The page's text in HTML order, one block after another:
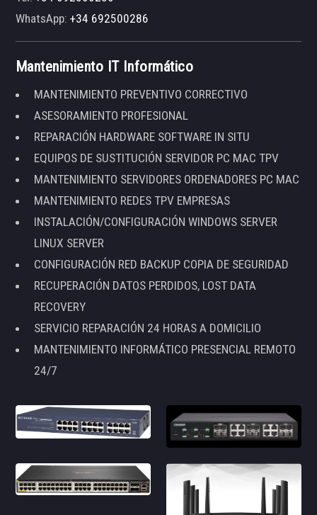
WhatsApp:+34 692500286
Mantenimiento IT Informático
MANTENIMIENTO PREVENTIVO CORRECTIVO
ASESORAMIENTO PROFESIONAL
REPARACIÓN HARDWARE SOFTWARE IN SITU
EQUIPOS DE SUSTITUCIÓN SERVIDOR PC MAC TPV
MANTENIMIENTO SERVIDORES ORDENADORES PC MAC
MANTENIMIENTO REDES TPV EMPRESAS
INSTALACIÓN/CONFIGURACIÓN WINDOWS SERVER
LINUX SERVER
CONFIGURACIÓN RED BACKUP COPIA DE SEGURIDAD
RECUPERACIÓN DATOS PERDIDOS, LOST DATA
RECOVERY
SERVICIO REPARACIÓN 24 HORAS A DOMICILIO
MANTENIMIENTO INFORMÁTICO PRESENCIAL REMOTO
24/7